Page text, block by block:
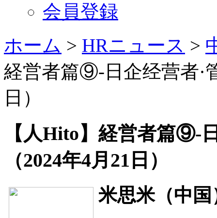
会員登録
ホーム > HRニュース >
経営者篇⑨-日企经营者·
日）
【人Hito】経営者篇⑨-
（2024年4月21日）
米思米（中